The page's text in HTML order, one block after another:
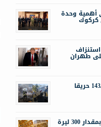
أهمية وحدة
كركوك
على طهران
الدفاع المدني يستجيب لـ143 حريقا
ارتفاع سعر غرام الذهب بمقدار 300 ليرة